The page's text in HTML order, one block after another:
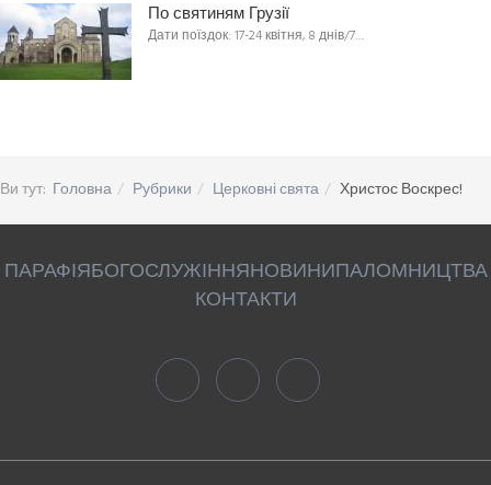
По святиням Грузії
Дати поїздок: 17-24 квітня, 8 днів/7…
Ви тут: Головна Рубрики Церковні свята Христос Воскрес!
ПАРАФІЯБОГОСЛУЖІННЯНОВИНИПАЛОМНИЦТВА
КОНТАКТИ